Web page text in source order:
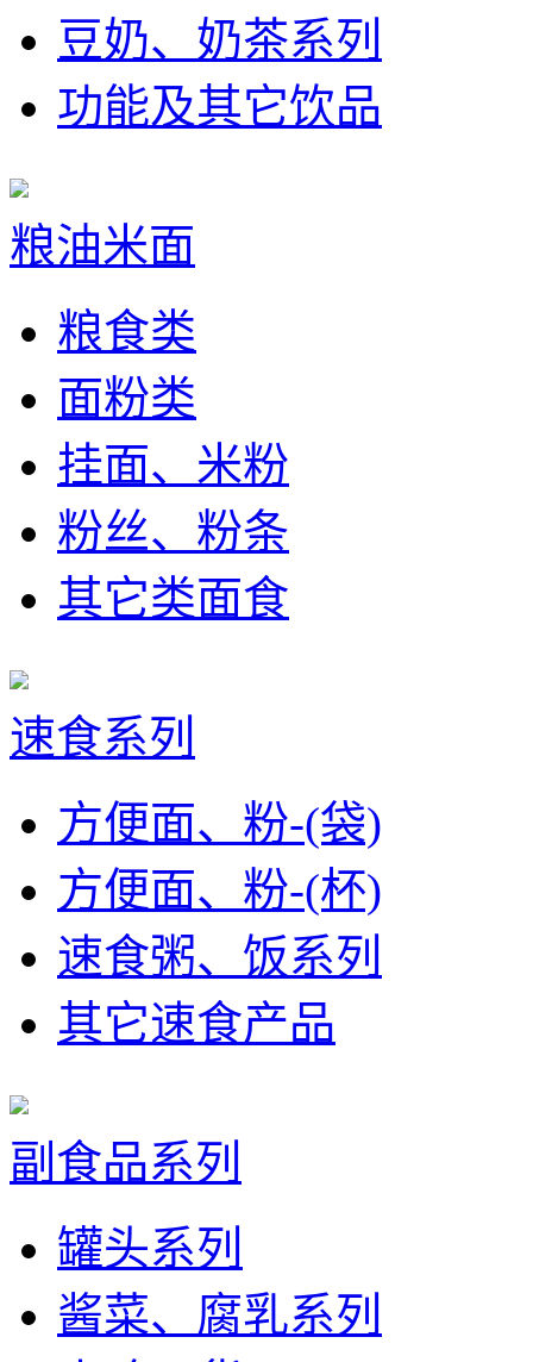
豆奶、奶茶系列
功能及其它饮品
粮油米面
粮食类
面粉类
挂面、米粉
粉丝、粉条
其它类面食
速食系列
方便面、粉-(袋)
方便面、粉-(杯)
速食粥、饭系列
其它速食产品
副食品系列
罐头系列
酱菜、腐乳系列